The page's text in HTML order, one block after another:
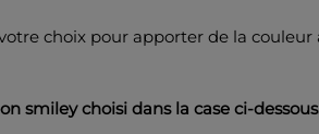
choix pour apporter de la couleur
smiley choisi dans la case ci-